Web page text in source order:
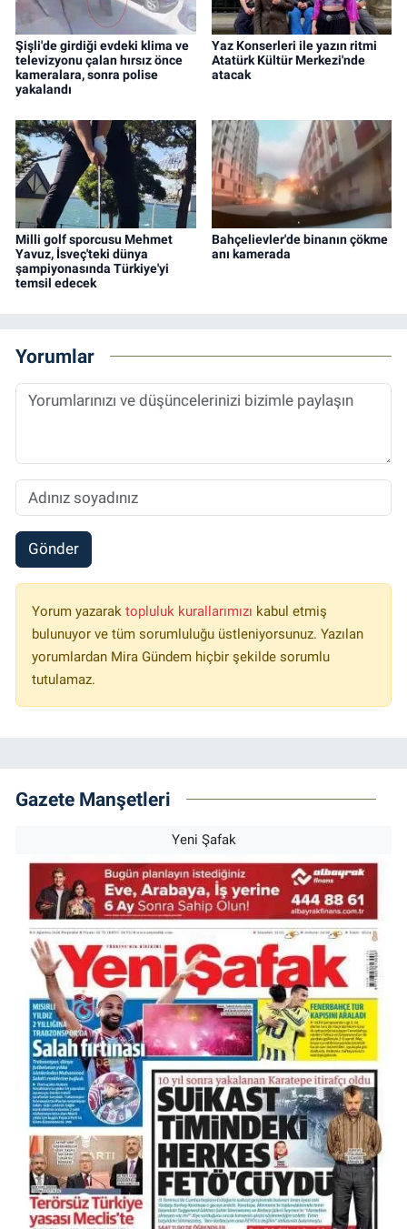
Şişli'de girdiği evdeki klima ve
televizyonu çalan hırsız önce
kameralara, sonra polise
yakalandı
Yaz Konserleri ile yazın ritmi
Atatürk Kültür Merkezi'nde
atacak
Milli golf sporcusu Mehmet
Yavuz, İsveç'teki dünya
şampiyonasında Türkiye'yi
temsil edecek
Bahçelievler'de binanın çökme
anı kamerada
Yorumlar
Gönder
Yorum yazarak topluluk kurallarımızı kabul etmiş
bulunuyor ve tüm sorumluluğu üstleniyorsunuz. Yazılan
yorumlardan Mira Gündem hiçbir şekilde sorumlu
tutulamaz.
Gazete Manşetleri
Yeni Şafak